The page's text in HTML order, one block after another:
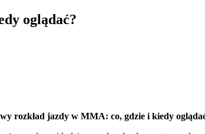
oglądać?
rozkład jazdy w MMA: co, gdzie i kiedy